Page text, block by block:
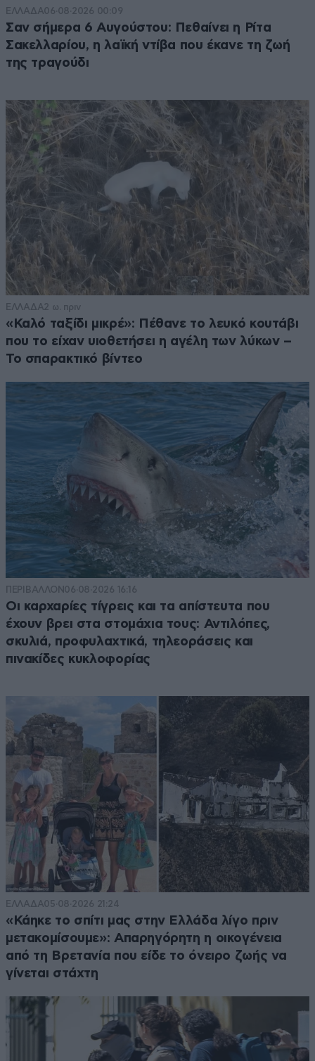
ΕΛΛΑΔΑ06·08·2026 00:09
Σαν σήμερα 6 Αυγούστου: Πεθαίνει η Ρίτα
Σακελλαρίου, η λαϊκή ντίβα που έκανε τη ζωή
της τραγούδι
ΕΛΛΑΔΑ2 ω. πριν
«Καλό ταξίδι μικρέ»: Πέθανε το λευκό κουτάβι
που το είχαν υιοθετήσει η αγέλη των λύκων –
Το σπαρακτικό βίντεο
ΠΕΡΙΒΑΛΛΟΝ 06·08·2026 16:16
Οι καρχαρίες τίγρεις και τα απίστευτα που
έχουν βρει στα στομάχια τους: Αντιλόπες,
σκυλιά, προφυλαχτικά, τηλεοράσεις και
πινακίδες κυκλοφορίας
ΕΛΛΑΔΑ05·08·2026 21:24
«Κάηκε το σπίτι μας στην Ελλάδα λίγο πριν
μετακομίσουμε»: Απαρηγόρητη η οικογένεια
από τη Βρετανία που είδε το όνειρο ζωής να
γίνεται στάχτη